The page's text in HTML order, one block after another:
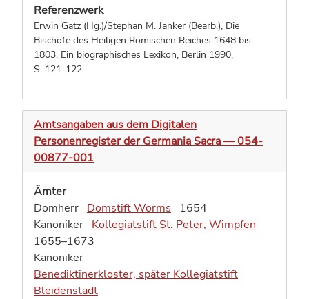
Referenzwerk
Erwin Gatz (Hg.)/Stephan M. Janker (Bearb.), Die
Bischöfe des Heiligen Römischen Reiches 1648 bis
1803. Ein biographisches Lexikon, Berlin 1990,
S. 121-122
Amtsangaben aus dem Digitalen
Personenregister der Germania Sacra — 054-
00877-001
Ämter
Domherr Domstift Worms
1654
Kanoniker Kollegiatstift St. Peter, Wimpfen
1655–1673
Kanoniker
Benediktinerkloster, später Kollegiatstift
Bleidenstadt